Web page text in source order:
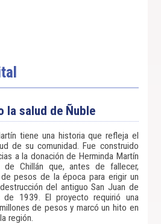
la salud de Ñuble
tiene una historia que refleja el
de su comunidad. Fue construido
a la donación de Herminda Martín
de Chillán que, antes de fallecer,
pesos de la época para erigir un
del antiguo San Juan de
1939. El proyecto requirió una
de pesos y marcó un hito en
región.